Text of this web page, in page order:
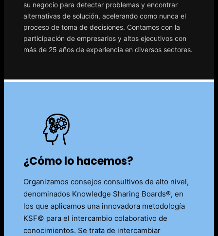
su negocio para detectar problemas y encontrar
alternativas de solución, acelerando como nunca el
proceso de toma de decisiones. Contamos con la
participación de empresarios y altos ejecutivos con
más de 25 años de experiencia en diversos sectores.
¿Cómo lo hacemos?
Organizamos consejos consultivos de alto nivel,
denominados Knowledge Sharing Boards®, en
los que aplicamos una innovadora metodología
KSF© para el intercambio colaborativo de
conocimientos. Se trata de intercambiar